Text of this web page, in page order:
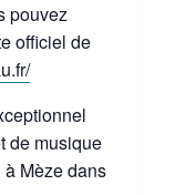
pouvez
officiel de
de musique
à Mèze dans